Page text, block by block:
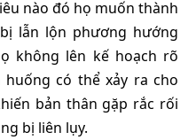
nào đó họ muốn thành
lẫn lộn phương hướng
không lên kế hoạch rõ
huống có thể xảy ra cho
bản thân gặp rắc rối
bị liên lụy.